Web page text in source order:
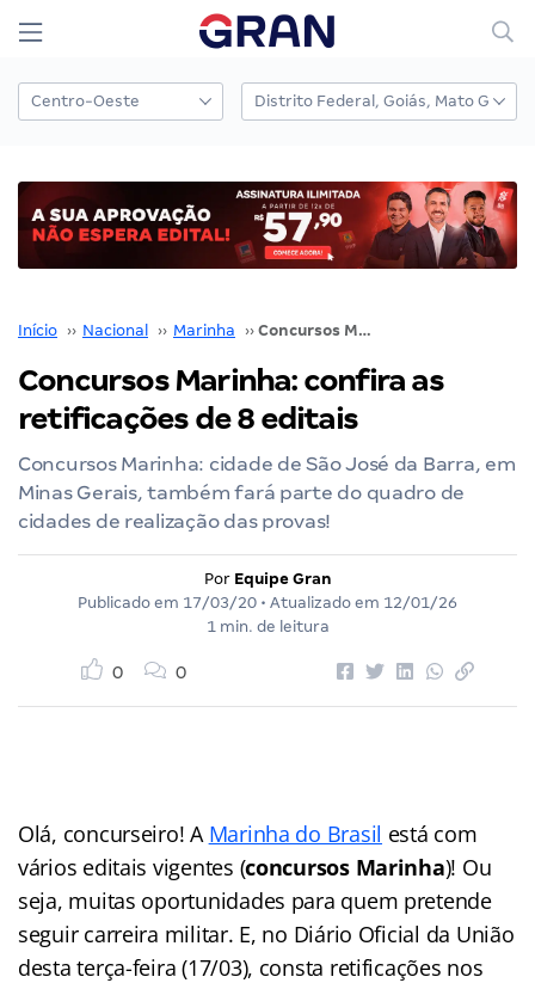
Início ›› Nacional ›› Marinha ›› Concursos Marinha: confira as retificações de 8 editais
Concursos Marinha: confira as
retificações de 8 editais
Concursos Marinha: cidade de São José da Barra, em
Minas Gerais, também fará parte do quadro de
cidades de realização das provas!
Por Equipe Gran
Publicado em 17/03/20 • Atualizado em 12/01/26
1 min. de leitura
0 0
Olá, concurseiro! A Marinha do Brasil está com
vários editais vigentes (concursos Marinha)! Ou
seja, muitas oportunidades para quem pretende
seguir carreira militar. E, no Diário Oficial da União
desta terça-feira (17/03), consta retificações nos